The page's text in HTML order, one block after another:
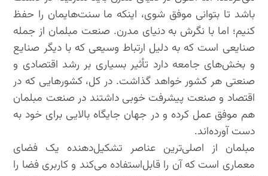
باشد تا بتوانی موفق شوی، اینکه ما سنت‌هایمان را حفظ
کنیم؛ اما با نگرش به دنیای مدرن. صنعت مبلمان از جمله
صنایعی است که به دلیل ارتباط وسیعی که با دیگر صنایع
و بخش‌های جامعه دارد تأثیر بسیاری بر رشد اقتصادی و
صنعتی هر کشور خواهد گذاشت. در کل، کشورهایی که در
اقتصاد و صنعت پیشرفت خوبی داشتند در صنعت مبلمان
هم موفق عمل کرده و در جهان جایگاه بالایی برای خود به
دست آورده‌اند.
مبلمان از اصلی‌ترین عناصر تشکیل‌دهنده یک فضای
معماری است که آن را قابل‌استفاده می‌کند و کاربری فضا را